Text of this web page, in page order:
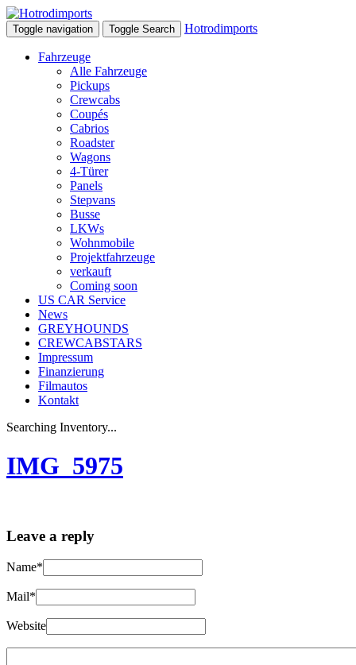
Toggle navigation Toggle Search Hotrodimports
Fahrzeuge
Alle Fahrzeuge
Pickups
Crewcabs
Coupés
Cabrios
Roadster
Wagons
4-Türer
Panels
Stepvans
Busse
LKWs
Wohnmobile
Projektfahrzeuge
verkauft
Coming soon
US CAR Service
News
GREYHOUNDS
CREWCABSTARS
Impressum
Finanzierung
Filmautos
Kontakt
Searching Inventory...
IMG_5975
Leave a reply
Name*
Mail*
Website